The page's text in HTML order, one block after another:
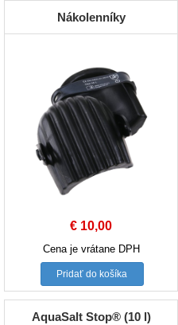
Nákolenníky
€ 10,00
Cena je vrátane DPH
Pridať do košíka
AquaSalt Stop® (10 l)